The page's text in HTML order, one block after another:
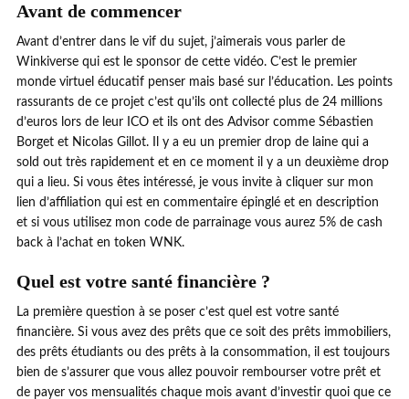
Avant de commencer
Avant d’entrer dans le vif du sujet, j’aimerais vous parler de
Winkiverse qui est le sponsor de cette vidéo. C’est le premier
monde virtuel éducatif penser mais basé sur l’éducation. Les points
rassurants de ce projet c’est qu’ils ont collecté plus de 24 millions
d’euros lors de leur ICO et ils ont des Advisor comme Sébastien
Borget et Nicolas Gillot. Il y a eu un premier drop de laine qui a
sold out très rapidement et en ce moment il y a un deuxième drop
qui a lieu. Si vous êtes intéressé, je vous invite à cliquer sur mon
lien d’affiliation qui est en commentaire épinglé et en description
et si vous utilisez mon code de parrainage vous aurez 5% de cash
back à l’achat en token WNK.
Quel est votre santé financière ?
La première question à se poser c’est quel est votre santé
financière. Si vous avez des prêts que ce soit des prêts immobiliers,
des prêts étudiants ou des prêts à la consommation, il est toujours
bien de s’assurer que vous allez pouvoir rembourser votre prêt et
de payer vos mensualités chaque mois avant d’investir quoi que ce